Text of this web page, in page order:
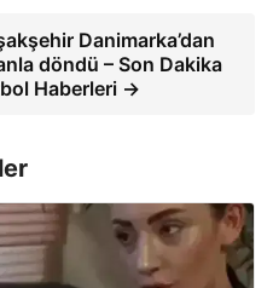
Danimarka’dan
döndü – Son Dakika
Haberleri →